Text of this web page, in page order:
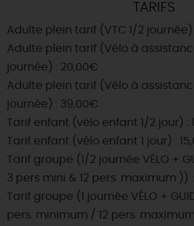
TARIFS
Adulte plein tarif (VTC 1/2 journée)
Adulte plein tarif (Vélo à
journée) : 20,00€
Adulte plein tarif (Vélo à
journée) : 39,00€
Tarif enfant (vélo enfant 1/2 jour) :
Tarif enfant (vélo enfant 1 jour) :
Tarif groupe (1/2 journée VÉLO +
3 pers mini & 12 pers. maximum ))
Tarif groupe (1 journée VÉLO +
pers. minimum / 12 pers.